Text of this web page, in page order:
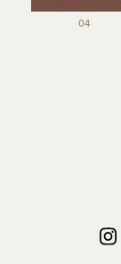
04